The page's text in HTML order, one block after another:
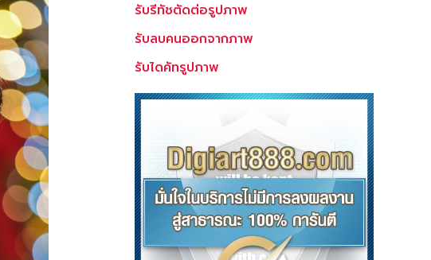
รับรีทัชตัดต่อรูปภาพ
รับลบคนออกจากภาพ
รับไดคัทรูปภาพ